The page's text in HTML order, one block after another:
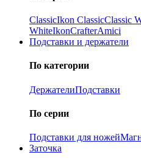
ClassicIkon ClassiсClassic
WhiteIkonCrafterAmici
Подставки и держатели
По категории
ДержателиПодставки
По серии
Подставки для ножей
Заточка